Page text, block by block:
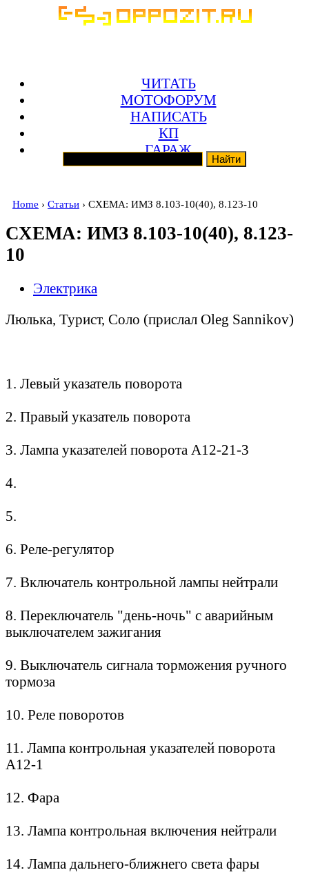
ЧИТАТЬ
МОТОФОРУМ
НАПИСАТЬ
КП
ГАРАЖ
Home › Статьи › СХЕМА: ИМЗ 8.103-10(40), 8.123-10
СХЕМА: ИМЗ 8.103-10(40), 8.123-
10
Электрика
Люлька, Турист, Соло (прислал Oleg Sannikov)
1. Левый указатель поворота
2. Правый указатель поворота
3. Лампа указателей поворота А12-21-3
4.
5.
6. Реле-регулятор
7. Включатель контрольной лампы нейтрали
8. Переключатель "день-ночь" с аварийным
выключателем зажигания
9. Выключатель сигнала торможения ручного
тормоза
10. Реле поворотов
11. Лампа контрольная указателей поворота
А12-1
12. Фара
13. Лампа контрольная включения нейтрали
14. Лампа дальнего-ближнего света фары